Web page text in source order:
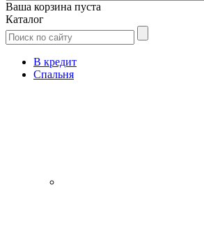
Ваша корзина пуста
Каталог
В кредит
Спальня